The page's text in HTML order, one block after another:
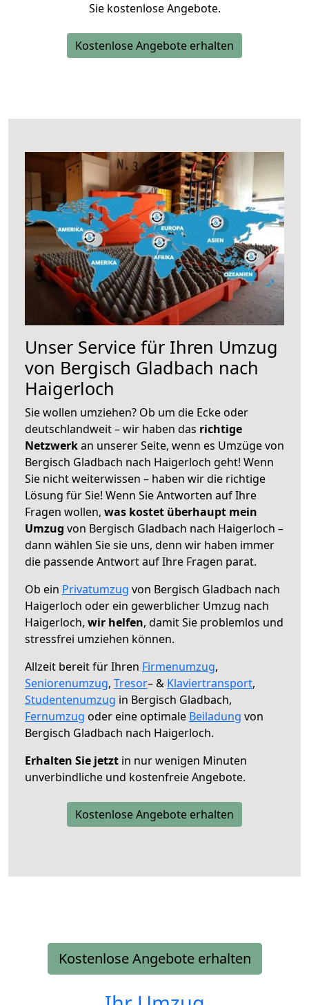
Sie kostenlose Angebote.
Kostenlose Angebote erhalten
Unser Service für Ihren Umzug
von Bergisch Gladbach nach
Haigerloch
Sie wollen umziehen? Ob um die Ecke oder
deutschlandweit – wir haben das richtige
Netzwerkan unserer Seite, wenn es Umzüge von
Bergisch Gladbach nach Haigerloch geht! Wenn
Sie nicht weiterwissen – haben wir die richtige
Lösung für Sie! Wenn Sie Antworten auf Ihre
Fragen wollen, was kostet überhaupt mein
Umzug von Bergisch Gladbach nach Haigerloch –
dann wählen Sie sie uns, denn wir haben immer
die passende Antwort auf Ihre Fragen parat.
Ob ein Privatumzug von Bergisch Gladbach nach
Haigerloch oder ein gewerblicher Umzug nach
Haigerloch, wir helfen, damit Sie problemlos und
stressfrei umziehen können.
Allzeit bereit für Ihren Firmenumzug,
Seniorenumzug, Tresor– & Klaviertransport,
Studentenumzug in Bergisch Gladbach,
Fernumzug oder eine optimale Beiladung von
Bergisch Gladbach nach Haigerloch.
Erhalten Sie jetzt in nur wenigen Minuten
unverbindliche und kostenfreie Angebote.
Kostenlose Angebote erhalten
Kostenlose Angebote erhalten